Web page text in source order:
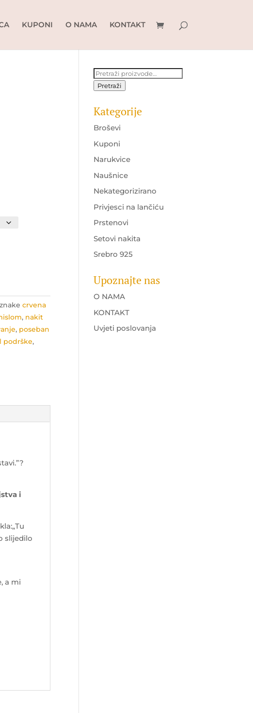
KUPONI O NAMA KONTAKT
crvena
, nakit
, poseban
podrške,
i
slijedilo
a mi
Pretraži:
Pretraži
Kategorije
Broševi
Kuponi
Narukvice
Naušnice
Nekategorizirano
Privjesci na lančiću
Prstenovi
Setovi nakita
Srebro 925
Upoznajte nas
O NAMA
KONTAKT
Uvjeti poslovanja